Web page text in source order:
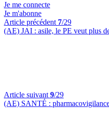
Je me connecte
Je m'abonne
Article précédent 7/29
(AE) JAI : asile, le PE veut plus
Article suivant 9/29
(AE) SANTÉ :